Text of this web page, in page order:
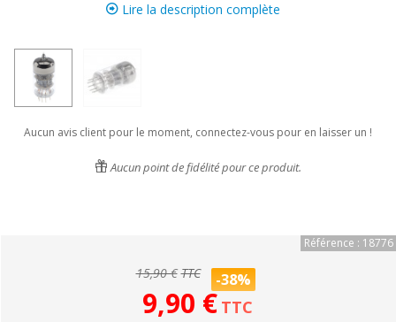
Lire la description complète
Aucun avis client pour le moment, connectez-vous pour en laisser un !
Aucun point de fidélité pour ce produit.
Référence : 18776
15,90 € TTC -38%
9,90 € TTC